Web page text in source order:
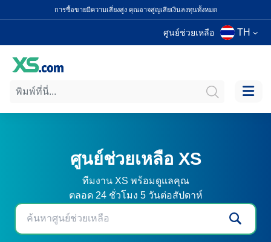
การซื้อขายมีความเสี่ยงสูง คุณอาจสูญเสียเงินลงทุนทั้งหมด
ศูนย์ช่วยเหลือ TH
ศูนย์ช่วยเหลือ XS
ทีมงาน XS พร้อมดูแลคุณ
ตลอด 24 ชั่วโมง 5 วันต่อสัปดาห์